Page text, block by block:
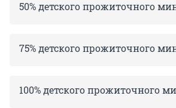
50% детского прожиточного
75% детского прожиточного
100% детского прожиточного